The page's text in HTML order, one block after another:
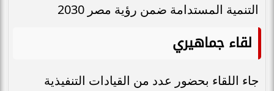
التنمية المستدامة ضمن رؤية مصر 2030
لقاء جماهيري
جاء اللقاء بحضور عدد من القيادات التنفيذية